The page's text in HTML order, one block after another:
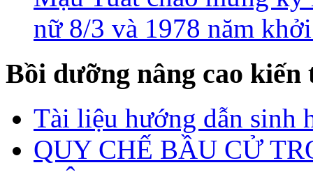
nữ 8/3 và 1978 năm
Bồi dưỡng nâng cao kiến
Tài liệu hướng dẫn sinh
QUY CHẾ BẦU CỬ